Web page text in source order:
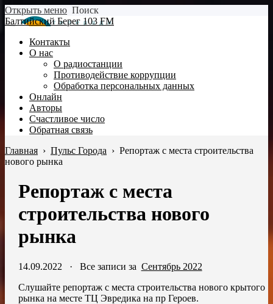
Открыть меню Поиск
Балтийский Берег 103 FM
Контакты
О нас
О радиостанции
Противодействие коррупции
Обработка персональных данных
Онлайн
Авторы
Счастливое число
Обратная связь
Главная › Пульс Города › Репортаж с места строительства
нового рынка
Репортаж с места
строительства нового
рынка
14.09.2022 · Все записи за Сентябрь 2022
Слушайте репортаж с места строительства нового крытого
рынка на месте ТЦ Эвредика на пр Героев.